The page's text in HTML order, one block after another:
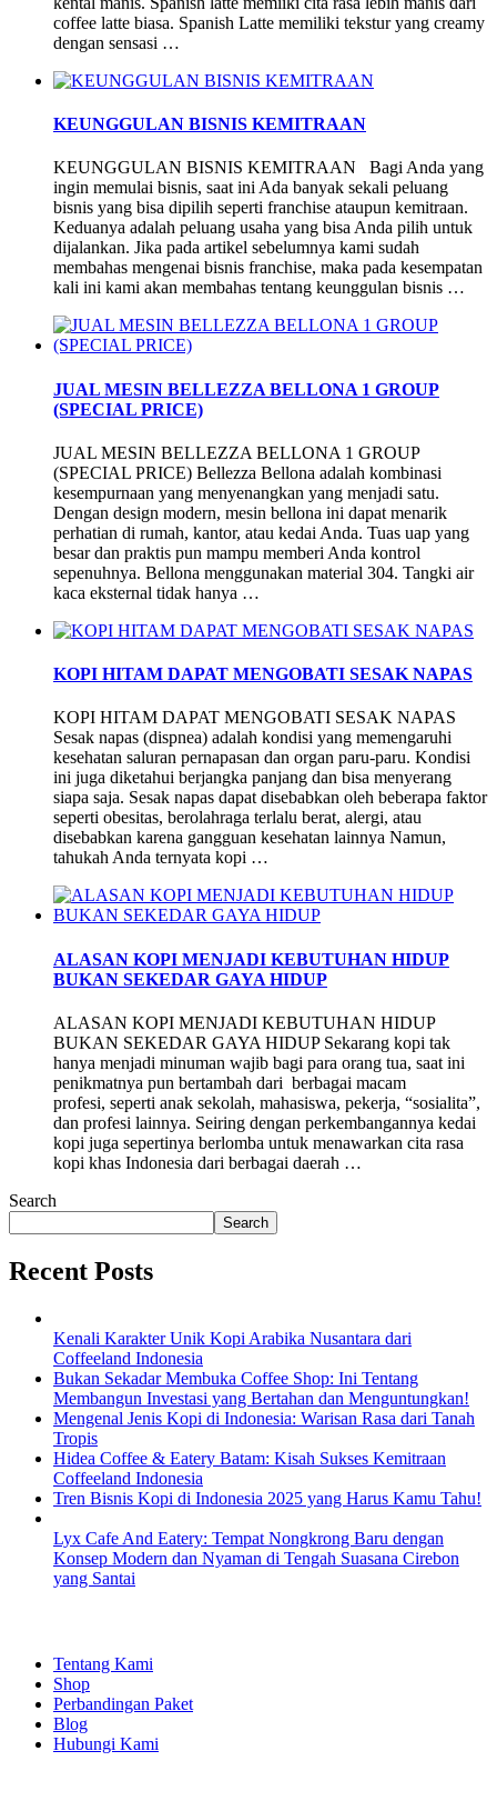
coffee latte biasa. Spanish Latte memiliki tekstur yang creamy
dengan sensasi …
KEUNGGULAN BISNIS KEMITRAAN
KEUNGGULAN BISNIS KEMITRAAN Bagi Anda yang
ingin memulai bisnis, saat ini Ada banyak sekali peluang
bisnis yang bisa dipilih seperti franchise ataupun kemitraan.
Keduanya adalah peluang usaha yang bisa Anda pilih untuk
dijalankan. Jika pada artikel sebelumnya kami sudah
membahas mengenai bisnis franchise, maka pada kesempatan
kali ini kami akan membahas tentang keunggulan bisnis …
JUAL MESIN BELLEZZA BELLONA 1 GROUP
(SPECIAL PRICE)
JUAL MESIN BELLEZZA BELLONA 1 GROUP
(SPECIAL PRICE) Bellezza Bellona adalah kombinasi
kesempurnaan yang menyenangkan yang menjadi satu.
Dengan design modern, mesin bellona ini dapat menarik
perhatian di rumah, kantor, atau kedai Anda. Tuas uap yang
besar dan praktis pun mampu memberi Anda kontrol
sepenuhnya. Bellona menggunakan material 304. Tangki air
kaca eksternal tidak hanya …
KOPI HITAM DAPAT MENGOBATI SESAK NAPAS
KOPI HITAM DAPAT MENGOBATI SESAK NAPAS
Sesak napas (dispnea) adalah kondisi yang memengaruhi
kesehatan saluran pernapasan dan organ paru-paru. Kondisi
ini juga diketahui berjangka panjang dan bisa menyerang
siapa saja. Sesak napas dapat disebabkan oleh beberapa faktor
seperti obesitas, berolahraga terlalu berat, alergi, atau
disebabkan karena gangguan kesehatan lainnya Namun,
tahukah Anda ternyata kopi …
ALASAN KOPI MENJADI KEBUTUHAN HIDUP
BUKAN SEKEDAR GAYA HIDUP
ALASAN KOPI MENJADI KEBUTUHAN HIDUP
BUKAN SEKEDAR GAYA HIDUP Sekarang kopi tak
hanya menjadi minuman wajib bagi para orang tua, saat ini
penikmatnya pun bertambah dari berbagai macam
profesi, seperti anak sekolah, mahasiswa, pekerja, “sosialita”,
dan profesi lainnya. Seiring dengan perkembangannya kedai
kopi juga sepertinya berlomba untuk menawarkan cita rasa
kopi khas Indonesia dari berbagai daerah …
Search
Search
Recent Posts
Kenali Karakter Unik Kopi Arabika Nusantara dari
Coffeeland Indonesia
Bukan Sekadar Membuka Coffee Shop: Ini Tentang
Membangun Investasi yang Bertahan dan Menguntungkan!
Mengenal Jenis Kopi di Indonesia: Warisan Rasa dari Tanah
Tropis
Hidea Coffee & Eatery Batam: Kisah Sukses Kemitraan
Coffeeland Indonesia
Tren Bisnis Kopi di Indonesia 2025 yang Harus Kamu Tahu!
Lyx Cafe And Eatery: Tempat Nongkrong Baru dengan
Konsep Modern dan Nyaman di Tengah Suasana Cirebon
yang Santai
Tentang Kami
Shop
Perbandingan Paket
Blog
Hubungi Kami